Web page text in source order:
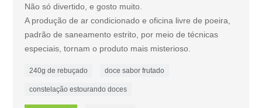
Não só divertido, e gosto muito.
A produção de ar condicionado e oficina livre de poeira,
padrão de saneamento estrito, por meio de técnicas
especiais, tornam o produto mais misterioso.
240g de rebuçado doce sabor frutado
constelação estourando doces